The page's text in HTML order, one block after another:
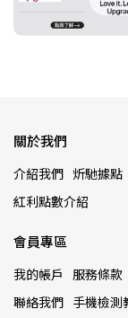
關於我們
介紹我們 炘馳據點
紅利點數介紹
會員專區
我的帳戶 服務條款
聯絡我們 手機檢測